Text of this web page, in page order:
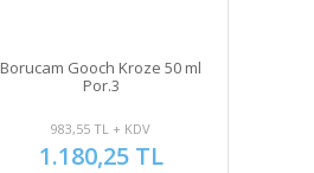
Borucam Gooch Kroze 50 ml
Por.3
983,55 TL + KDV
1.180,25 TL